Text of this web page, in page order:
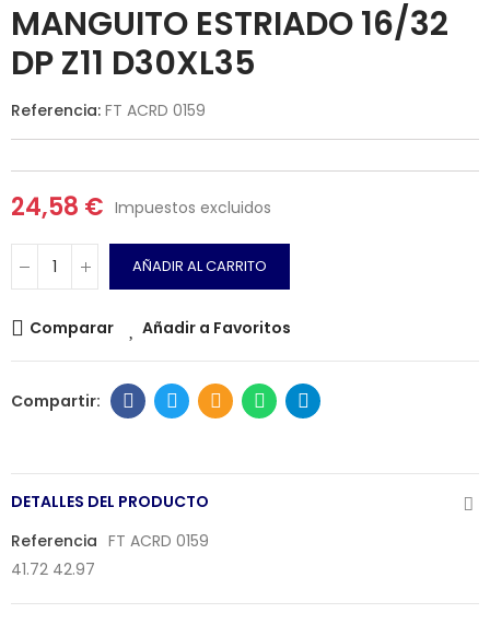
MANGUITO ESTRIADO 16/32
DP Z11 D30XL35
Referencia: FT ACRD 0159
24,58 € Impuestos excluidos
AÑADIR AL CARRITO
Comparar Añadir a Favoritos
DETALLES DEL PRODUCTO
Referencia FT ACRD 0159
41.72 42.97